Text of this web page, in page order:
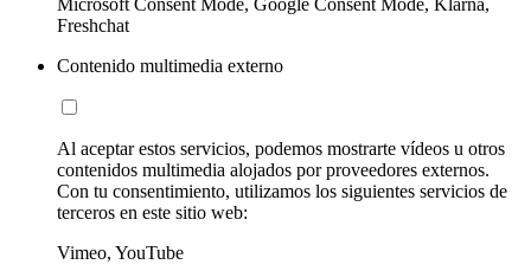
Microsoft Consent Mode, Google Consent Mode, Klarna,
Freshchat
Contenido multimedia externo
Al aceptar estos servicios, podemos mostrarte vídeos u otros
contenidos multimedia alojados por proveedores externos.
Con tu consentimiento, utilizamos los siguientes servicios de
terceros en este sitio web:
Vimeo, YouTube